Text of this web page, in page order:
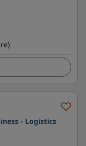
- Logistics